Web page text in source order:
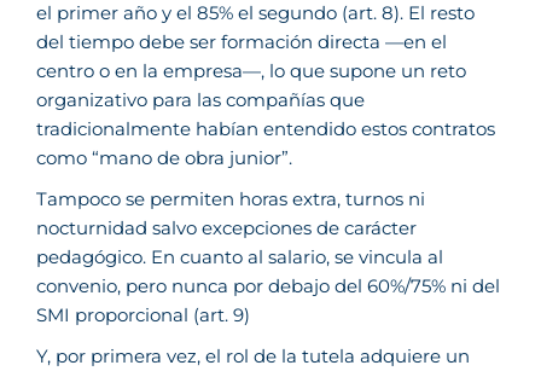
el primer año y el 85% el segundo (art. 8). El resto
del tiempo debe ser formación directa —en el
centro o en la empresa—, lo que supone un reto
organizativo para las compañías que
tradicionalmente habían entendido estos contratos
como “mano de obra junior”.
Tampoco se permiten horas extra, turnos ni
nocturnidad salvo excepciones de carácter
pedagógico. En cuanto al salario, se vincula al
convenio, pero nunca por debajo del 60%/75% ni del
SMI proporcional (art. 9)
Y, por primera vez, el rol de la tutela adquiere un